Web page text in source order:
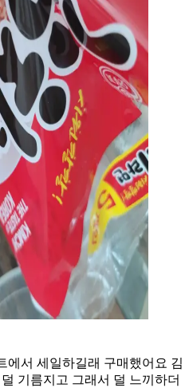
에서 세일하길래 구매했어요 김
기름지고 그래서 덜 느끼하더